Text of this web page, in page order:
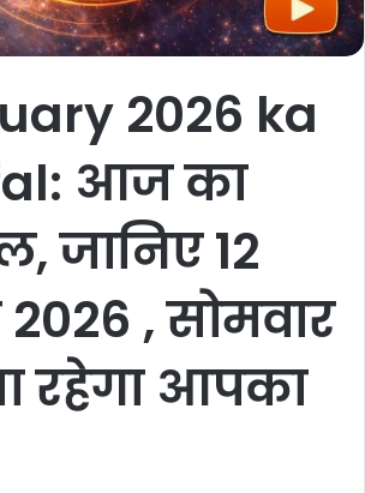
2026 ka
आज का
जानिए 12
, सोमवार
रहेगा आपका